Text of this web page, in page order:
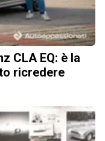
CLA EQ: è la
ricredere